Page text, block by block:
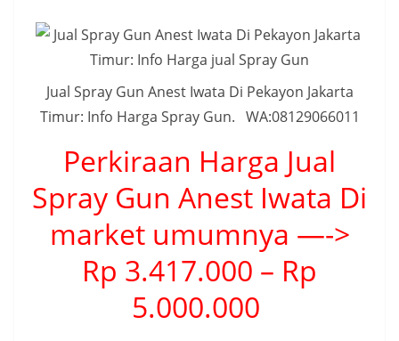
Jual Spray Gun Anest Iwata Di Pekayon Jakarta
Timur: Info Harga Spray Gun. WA:08129066011
Perkiraan Harga Jual
Spray Gun Anest Iwata Di
market umumnya —->
Rp 3.417.000 – Rp
5.000.000